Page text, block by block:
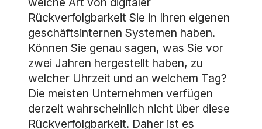
Rückverfolgbarkeit Sie in Ihren eigenen
geschäftsinternen Systemen haben.
Können Sie genau sagen, was Sie vor
zwei Jahren hergestellt haben, zu
welcher Uhrzeit und an welchem Tag?
Die meisten Unternehmen verfügen
derzeit wahrscheinlich nicht über diese
Rückverfolgbarkeit. Daher ist es